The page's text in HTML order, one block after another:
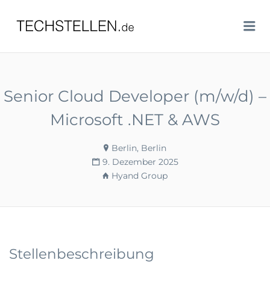
TECHSTELLEN.DE
Senior Cloud Developer (m/w/d) –
Microsoft .NET & AWS
Berlin, Berlin
9. Dezember 2025
Hyand Group
Stellenbeschreibung